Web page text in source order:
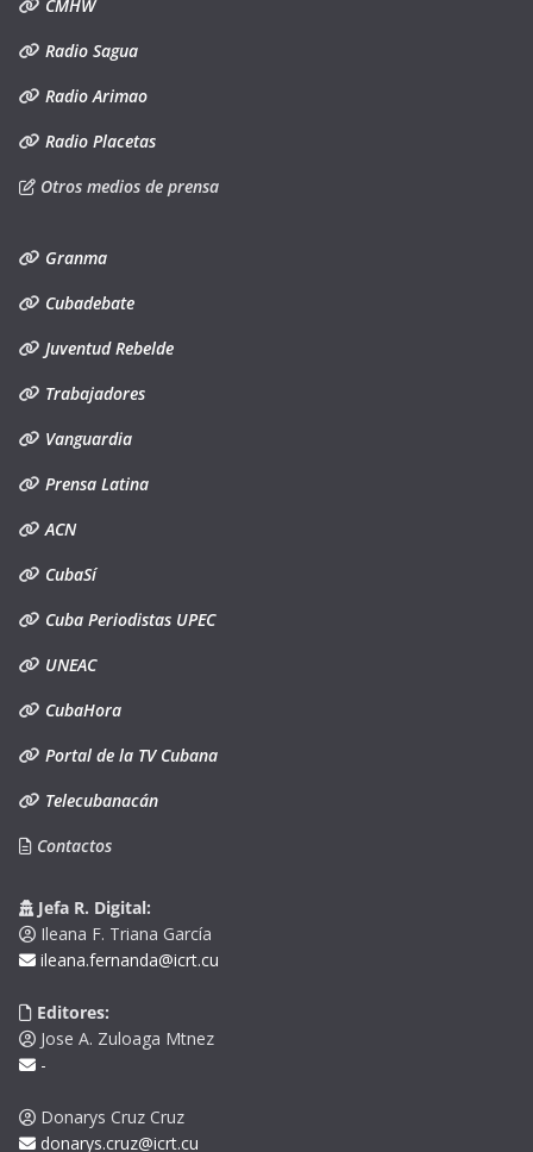
CMHW
Radio Sagua
Radio Arimao
Radio Placetas
Otros medios de prensa
Granma
Cubadebate
Juventud Rebelde
Trabajadores
Vanguardia
Prensa Latina
ACN
CubaSí
Cuba Periodistas UPEC
UNEAC
CubaHora
Portal de la TV Cubana
Telecubanacán
Contactos
Jefa R. Digital:
Ileana F. Triana García
ileana.fernanda@icrt.cu
Editores:
Jose A. Zuloaga Mtnez
-
Donarys Cruz Cruz
donarys.cruz@icrt.cu